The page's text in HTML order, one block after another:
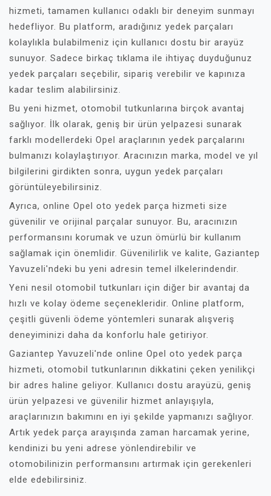
hizmeti, tamamen kullanıcı odaklı bir deneyim sunmayı
hedefliyor. Bu platform, aradığınız yedek parçaları
kolaylıkla bulabilmeniz için kullanıcı dostu bir arayüz
sunuyor. Sadece birkaç tıklama ile ihtiyaç duyduğunuz
yedek parçaları seçebilir, sipariş verebilir ve kapınıza
kadar teslim alabilirsiniz.
Bu yeni hizmet, otomobil tutkunlarına birçok avantaj
sağlıyor. İlk olarak, geniş bir ürün yelpazesi sunarak
farklı modellerdeki Opel araçlarının yedek parçalarını
bulmanızı kolaylaştırıyor. Aracınızın marka, model ve yıl
bilgilerini girdikten sonra, uygun yedek parçaları
görüntüleyebilirsiniz.
Ayrıca, online Opel oto yedek parça hizmeti size
güvenilir ve orijinal parçalar sunuyor. Bu, aracınızın
performansını korumak ve uzun ömürlü bir kullanım
sağlamak için önemlidir. Güvenilirlik ve kalite, Gaziantep
Yavuzeli'ndeki bu yeni adresin temel ilkelerindendir.
Yeni nesil otomobil tutkunları için diğer bir avantaj da
hızlı ve kolay ödeme seçenekleridir. Online platform,
çeşitli güvenli ödeme yöntemleri sunarak alışveriş
deneyiminizi daha da konforlu hale getiriyor.
Gaziantep Yavuzeli'nde online Opel oto yedek parça
hizmeti, otomobil tutkunlarının dikkatini çeken yenilikçi
bir adres haline geliyor. Kullanıcı dostu arayüzü, geniş
ürün yelpazesi ve güvenilir hizmet anlayışıyla,
araçlarınızın bakımını en iyi şekilde yapmanızı sağlıyor.
Artık yedek parça arayışında zaman harcamak yerine,
kendinizi bu yeni adrese yönlendirebilir ve
otomobilinizin performansını artırmak için gerekenleri
elde edebilirsiniz.